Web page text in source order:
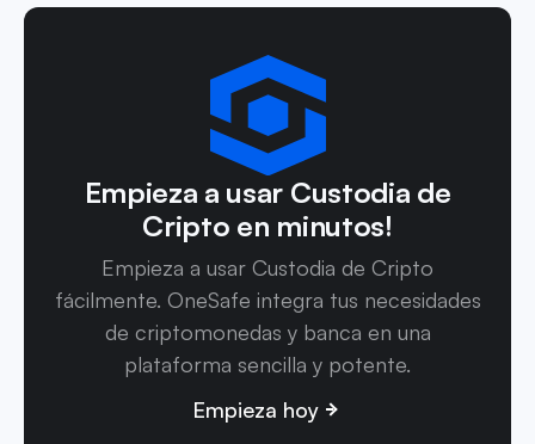
Empieza a usar Custodia de
Cripto en minutos!
Empieza a usar Custodia de Cripto
fácilmente. OneSafe integra tus necesidades
de criptomonedas y banca en una
plataforma sencilla y potente.
Empieza hoy